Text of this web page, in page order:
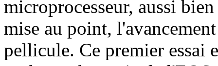
microprocesseur, aussi
mise au point,
pellicule. Ce premier essai